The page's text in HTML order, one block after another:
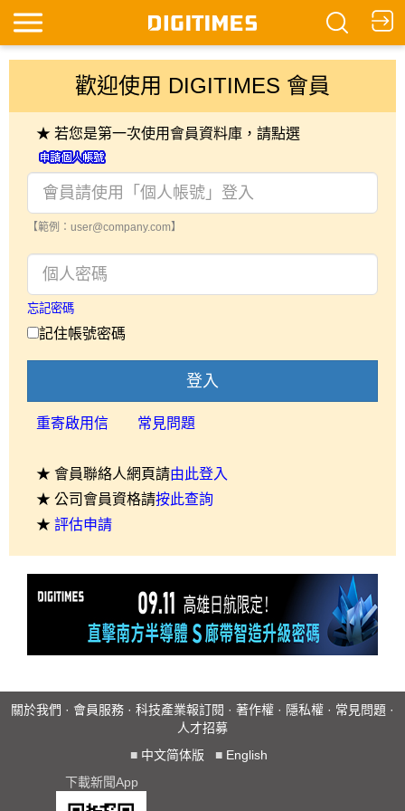
歡迎使用 DIGITIMES 會員
★ 若您是第一次使用會員資料庫，請點選
【範例：user@company.com】
忘記密碼
記住帳號密碼
登入
重寄啟用信 常見問題
★ 會員聯絡人網頁請由此登入
★ 公司會員資格請按此查詢
★ 評估申請
關於我們 · 會員服務 · 科技產業報訂閱 · 著作權 · 隱私權 · 常見問題 ·
人才招募
■ 中文简体版 ■ English
下載新聞App